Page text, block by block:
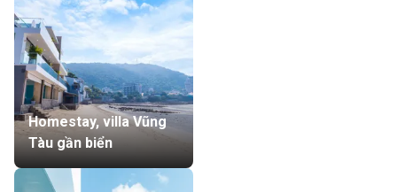
Homestay, villa Vũng
Tàu gần biển